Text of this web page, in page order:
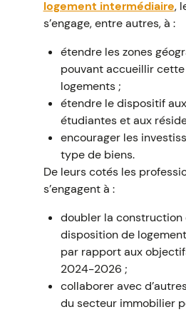
logement intermédiaire,
s’engage, entre autres, à :
étendre les zones
pouvant accueillir
logements ;
étendre le dispositif
étudiantes et aux
encourager les
type de biens.
De leurs cotés les
s’engagent à :
doubler la construction
disposition de
par rapport aux
2024-2026 ;
collaborer avec
du secteur immobilier